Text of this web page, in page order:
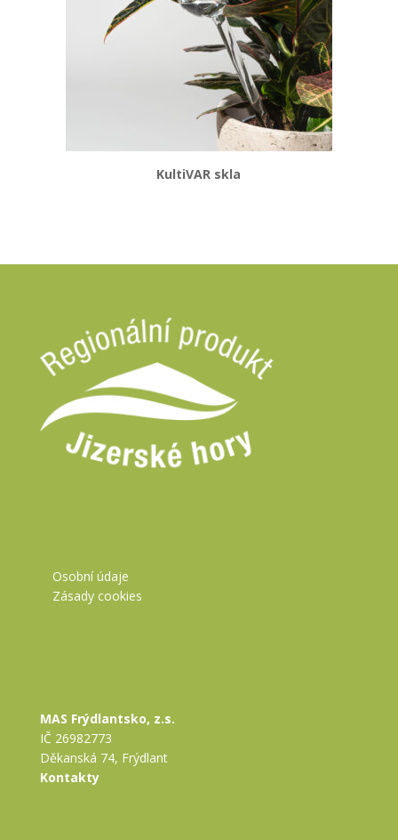
KultiVAR skla
Osobní údaje
Zásady cookies
MAS Frýdlantsko, z.s.
IČ 26982773
Děkanská 74, Frýdlant
Kontakty